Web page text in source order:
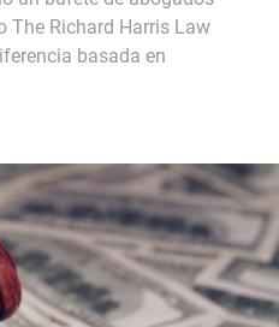
The Richard Harris Law
basada en